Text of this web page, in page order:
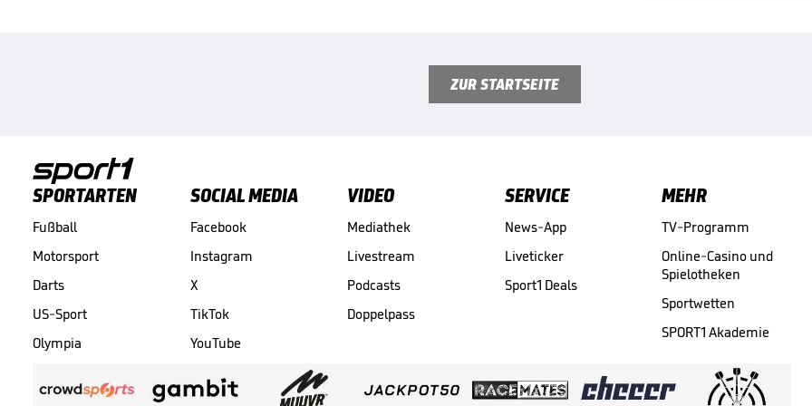
ZUR STARTSEITE
SPORTARTEN
Fußball
Motorsport
Darts
US-Sport
Olympia
SOCIAL MEDIA
Facebook
Instagram
X
TikTok
YouTube
VIDEO
Mediathek
Livestream
Podcasts
Doppelpass
SERVICE
News-App
Liveticker
Sport1 Deals
MEHR
TV-Programm
Online-Casino und
Spielotheken
Sportwetten
SPORT1 Akademie